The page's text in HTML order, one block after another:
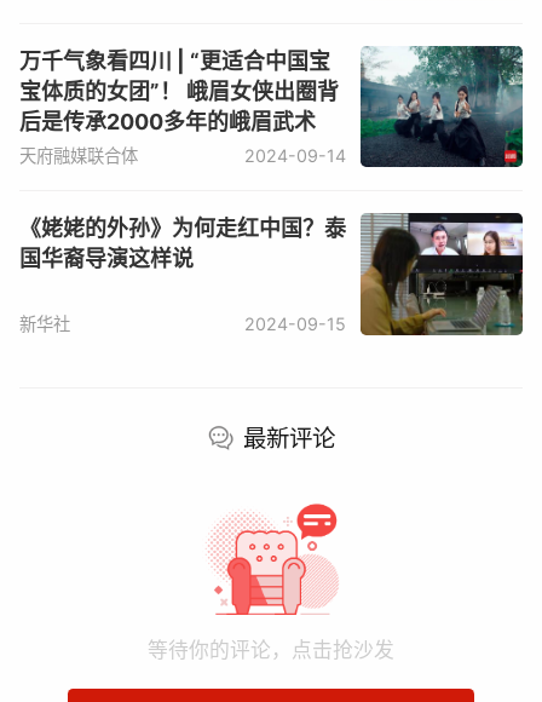
万千气象看四川 | “更适合中国宝
宝体质的女团”！ 峨眉女侠出圈背
后是传承2000多年的峨眉武术
天府融媒联合体 2024-09-14
《姥姥的外孙》为何走红中国？泰
国华裔导演这样说
新华社 2024-09-15
最新评论
等待你的评论，点击抢沙发